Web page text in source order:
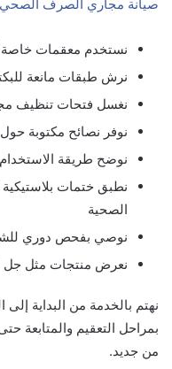
صيانة مجاري الصرف الصحي
نستخدم معقمات خاصة
نرش طبقات مانعة
نغسل فتحات تنظيف
نوفر نصائح مكتوبة
نوضح طريقة الاستخدام
نطبق ختمات
الصحية
نوصي بفحص دوري للشبكة
نعرض منتجات مثل جل
نهتم بالخدمة من البداية إلى
بمراحل التعقيم والمتابعة
من جديد.